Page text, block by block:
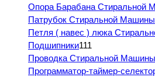
Опора Барабана Стиральной
Патрубок Стиральной Машины
Петля ( навес ) люка
Подшипники111
Проводка Стиральной Машины
Программатор-таймер-